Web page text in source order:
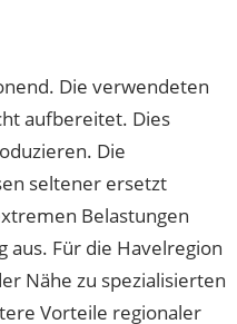
Die verwendeten
aufbereitet. Dies
Die
seltener ersetzt
Belastungen
aus. Für die Havelregion
Nähe zu spezialisierten
Vorteile regionaler